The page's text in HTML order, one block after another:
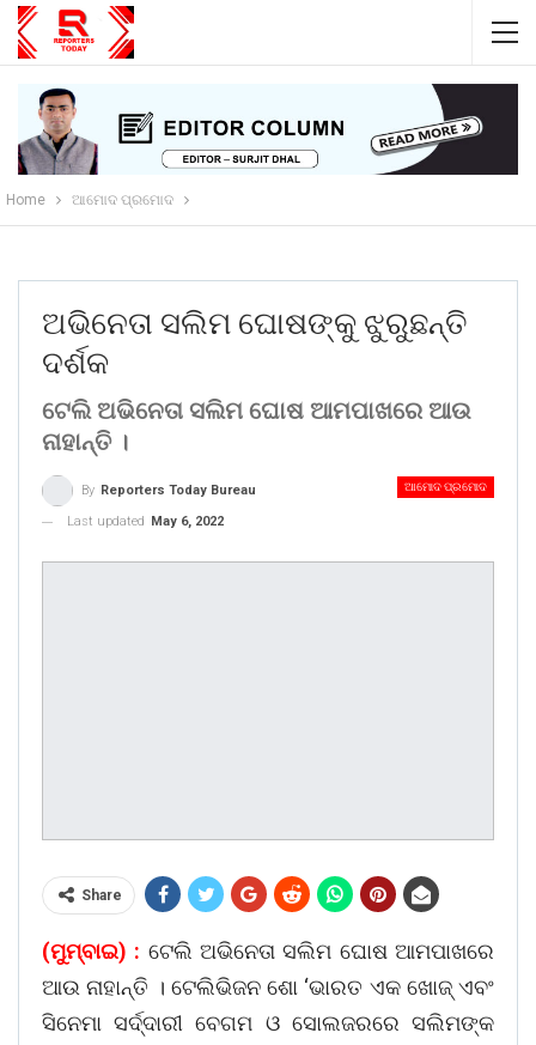
Home ଆମୋଦ ପ୍ରମୋଦ
ଅଭିନେତା ସଲିମ ଘୋଷଙ୍କୁ ଝୁରୁଛନ୍ତି
ଦର୍ଶକ
ଟେଲି ଅଭିନେତା ସଲିମ ଘୋଷ ଆମପାଖରେ ଆଉ
ନାହାନ୍ତି ।
ଆମୋଦ ପ୍ରମୋଦ
By Reporters Today Bureau
Last updated
May 6, 2022
Share
(ମୁମ୍ବାଇ) : ଟେଲି ଅଭିନେତା ସଲିମ ଘୋଷ ଆମପାଖରେ
ଆଉ ନାହାନ୍ତି । ଟେଲିଭିଜନ ଶୋ ‘ଭାରତ ଏକ ଖୋଜ୍‌ ଏବଂ
ସିନେମା ‌ସର୍ଦ୍ଦାରୀ ବେଗମ ଓ ସୋଲଜରରେ ସଲିମଙ୍କ